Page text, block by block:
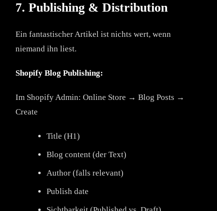
7. Publishing & Distribution
Ein fantastischer Artikel ist nichts wert, wenn
niemand ihn liest.
Shopify Blog Publishing:
Im Shopify Admin: Online Store → Blog Posts →
Create
Title (H1)
Blog content (der Text)
Author (falls relevant)
Publish date